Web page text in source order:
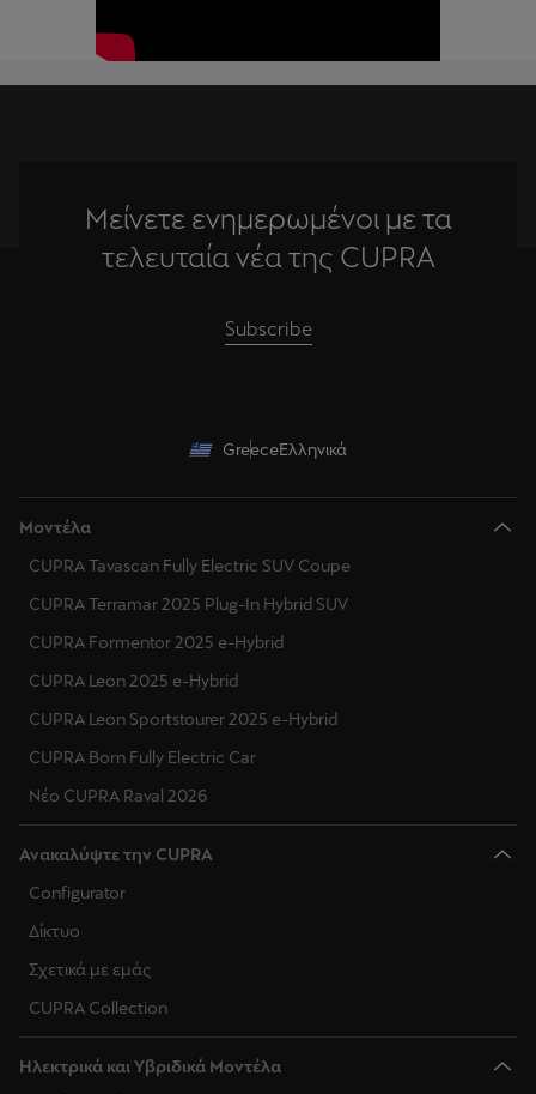
Μείνετε ενημερωμένοι με τα
τελευταία νέα της CUPRA
Subscribe
GreeceΕλληνικά
Μοντέλα
CUPRA Tavascan Fully Electric SUV Coupe
CUPRA Terramar 2025 Plug-In Hybrid SUV
CUPRA Formentor 2025 e-Hybrid
CUPRA Leon 2025 e-Hybrid
CUPRA Leon Sportstourer 2025 e-Hybrid
CUPRA Born Fully Electric Car
Νέο CUPRA Raval 2026
Ανακαλύψτε την CUPRA
Configurator
Δίκτυο
Σχετικά με εμάς
CUPRA Collection
Ηλεκτρικά και Υβριδικά Μοντέλα